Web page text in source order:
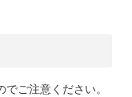
ご注意ください。